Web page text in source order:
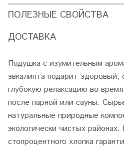
ПОЛЕЗНЫЕ СВОЙСТВА
ДОСТАВКА
Подушка с изумительным
эвкалипта подарит здоровый,
глубокую релаксацию во
после парной или сауны.
натуральные природные
экологически чистых районах.
стопроцентного хлопка